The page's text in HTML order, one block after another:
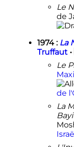
Le
de
1974 : La
Truffaut•
Le
de
La